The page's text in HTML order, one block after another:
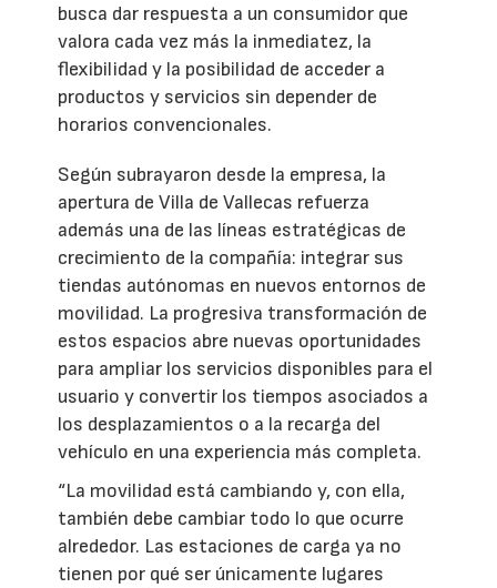
busca dar respuesta a un consumidor que
valora cada vez más la inmediatez, la
flexibilidad y la posibilidad de acceder a
productos y servicios sin depender de
horarios convencionales.
Según subrayaron desde la empresa, la
apertura de Villa de Vallecas refuerza
además una de las líneas estratégicas de
crecimiento de la compañía: integrar sus
tiendas autónomas en nuevos entornos de
movilidad. La progresiva transformación de
estos espacios abre nuevas oportunidades
para ampliar los servicios disponibles para el
usuario y convertir los tiempos asociados a
los desplazamientos o a la recarga del
vehículo en una experiencia más completa.
“La movilidad está cambiando y, con ella,
también debe cambiar todo lo que ocurre
alrededor. Las estaciones de carga ya no
tienen por qué ser únicamente lugares